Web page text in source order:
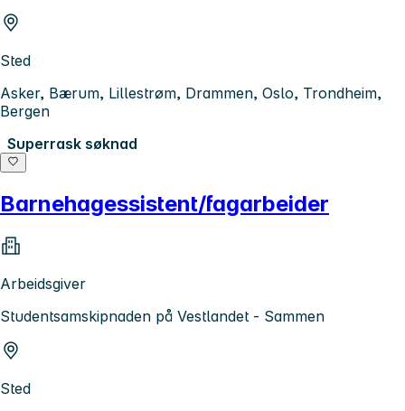
Sted
Asker, Bærum, Lillestrøm, Drammen, Oslo, Trondheim,
Bergen
Superrask søknad
Barnehagessistent/fagarbeider
Arbeidsgiver
Studentsamskipnaden på Vestlandet - Sammen
Sted